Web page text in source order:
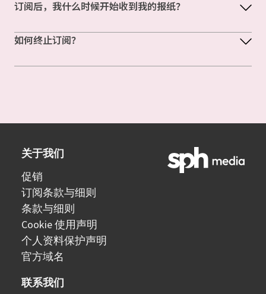
订阅后，我什么时候开始收到我的报纸？
如何终止订阅？
关于我们
促销
订阅条款与细则
条款与细则
Cookie 使用声明
个人资料保护声明
官方域名
联系我们